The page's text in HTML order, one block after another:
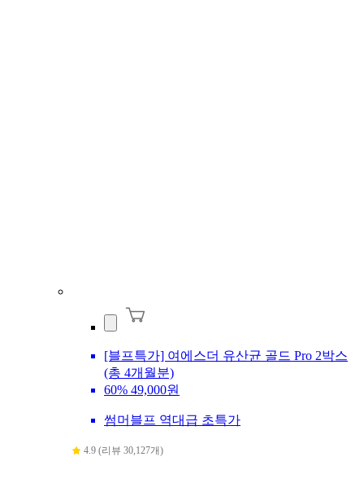
[블프특가] 여에스더 유산균 골드 Pro 2박스
(총 4개월분)
60% 49,000원
썸머블프 역대급 초특가
4.9 (리뷰 30,127개)